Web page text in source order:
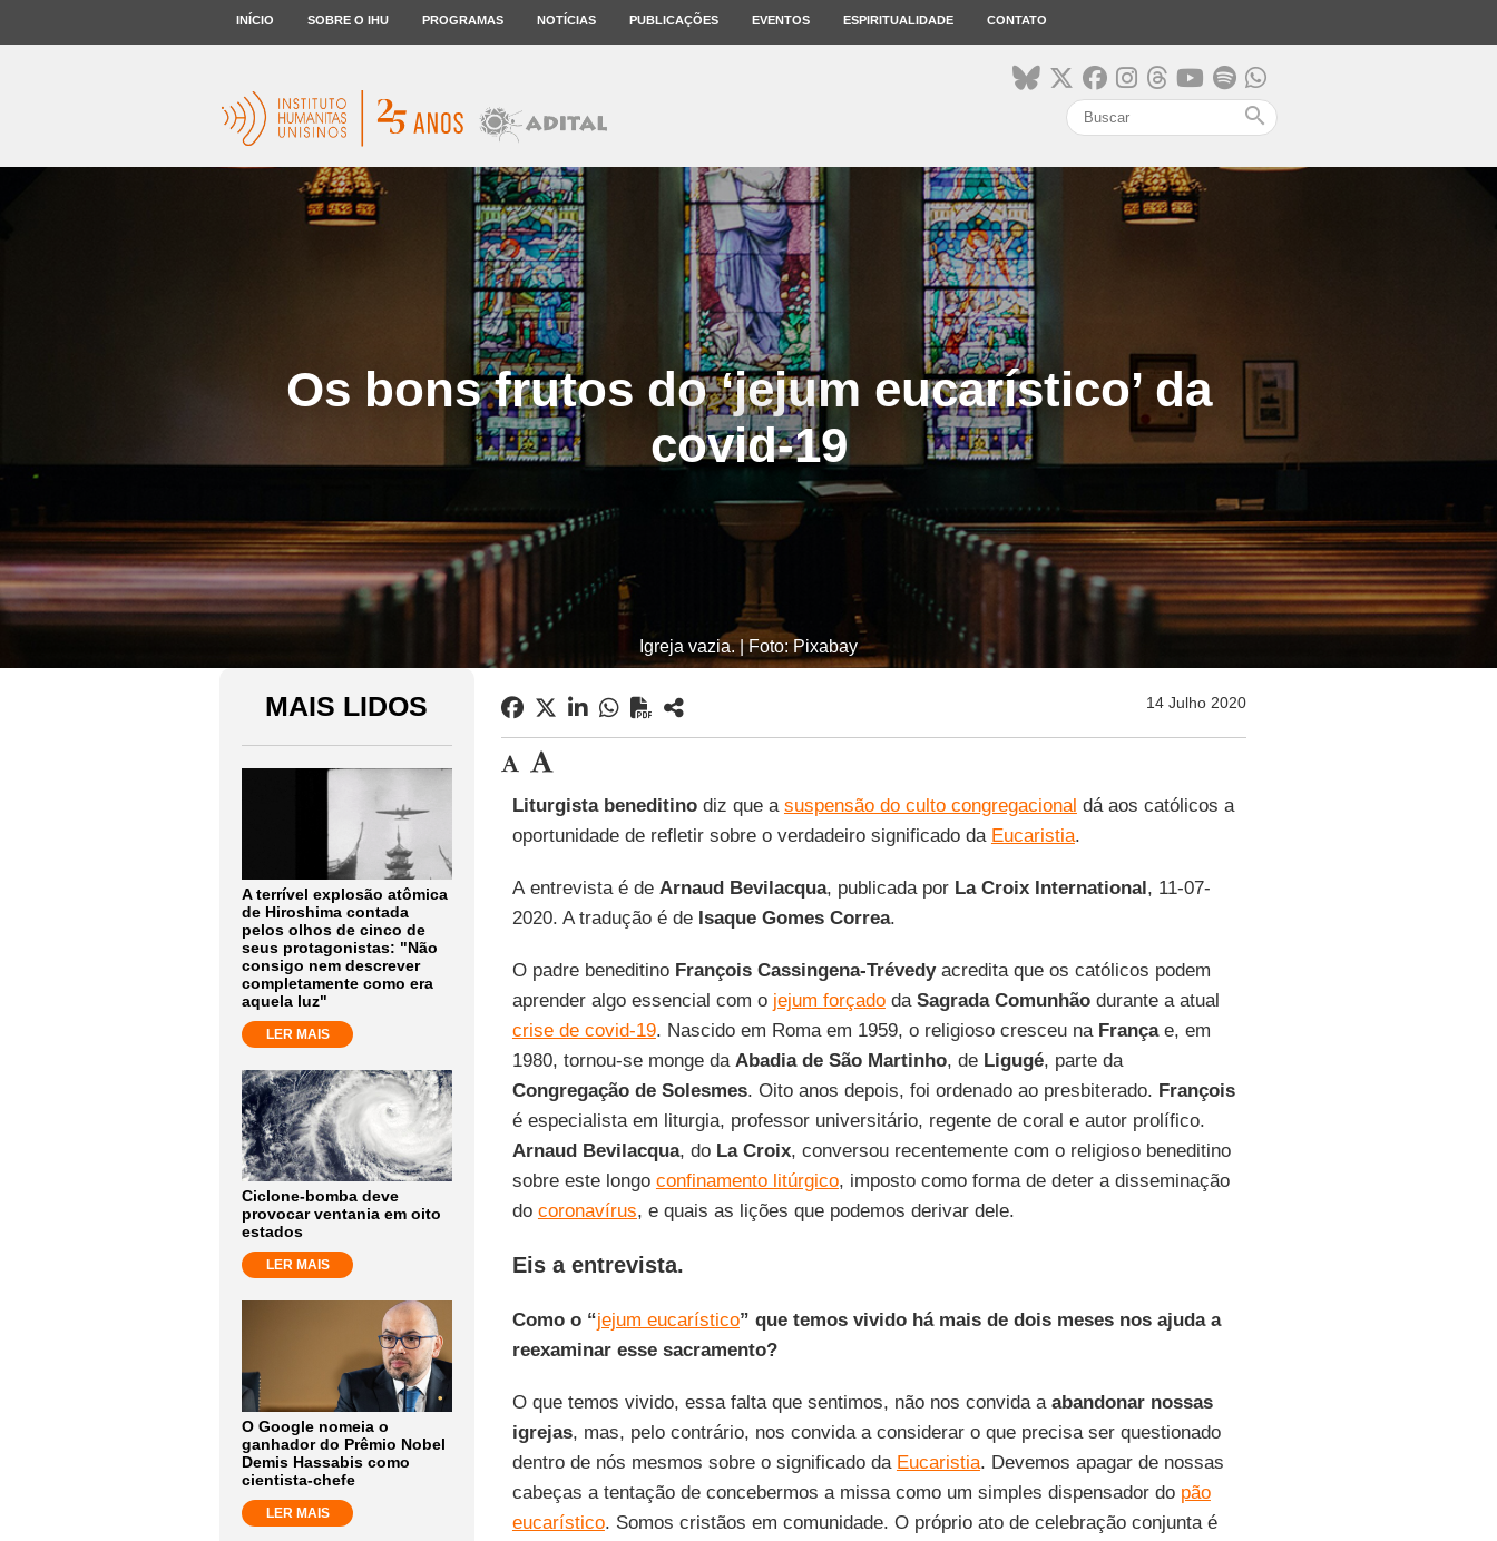
INÍCIO SOBRE O IHU PROGRAMAS NOTÍCIAS PUBLICAÇÕES EVENTOS ESPIRITUALIDADE CONTATO
search
Os bons frutos do ‘jejum eucarístico’ da
covid-19
Igreja vazia. | Foto: Pixabay
MAIS LIDOS
A terrível explosão atômica
de Hiroshima contada
pelos olhos de cinco de
seus protagonistas: "Não
consigo nem descrever
completamente como era
aquela luz"
LER MAIS
Ciclone-bomba deve
provocar ventania em oito
estados
LER MAIS
O Google nomeia o
ganhador do Prêmio Nobel
Demis Hassabis como
cientista-chefe
LER MAIS
14 Julho 2020
Liturgista beneditinodiz que a suspensão do culto congregacional dá aos católicos a
oportunidade de refletir sobre o verdadeiro significado da Eucaristia.
A entrevista é de Arnaud Bevilacqua, publicada por La Croix International, 11-07-
2020. A tradução é de Isaque Gomes Correa.
O padre beneditino François Cassingena-Trévedyacredita que os católicos podem
aprender algo essencial com o jejum forçadoda Sagrada Comunhãodurante a atual
crise de covid-19. Nascido em Roma em 1959, o religioso cresceu na Françae, em
1980, tornou-se monge da Abadia de São Martinho, de Ligugé, parte da
Congregação de Solesmes. Oito anos depois, foi ordenado ao presbiterado. François
é especialista em liturgia, professor universitário, regente de coral e autor prolífico.
Arnaud Bevilacqua, do La Croix, conversou recentemente com o religioso beneditino
sobre este longo confinamento litúrgico, imposto como forma de deter a disseminação
do coronavírus, e quais as lições que podemos derivar dele.
Eis a entrevista.
Como o “jejum eucarístico” que temos vivido há mais de dois meses nos ajuda a
reexaminar esse sacramento?
O que temos vivido, essa falta que sentimos, não nos convida a abandonar nossas
igrejas, mas, pelo contrário, nos convida a considerar o que precisa ser questionado
dentro de nós mesmos sobre o significado da Eucaristia. Devemos apagar de nossas
cabeças a tentação de concebermos a missa como um simples dispensador do pão
eucarístico. Somos cristãos em comunidade. O próprio ato de celebração conjunta é